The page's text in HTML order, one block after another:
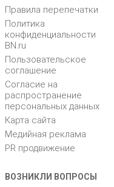
Правила перепечатки
Политика
конфиденциальности
BN.ru
Пользовательское
соглашение
Согласие на
распространение
персональных данных
Карта сайта
Медийная реклама
PR продвижение
ВОЗНИКЛИ ВОПРОСЫ